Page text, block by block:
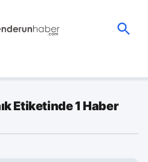
Etiketinde 1 Haber